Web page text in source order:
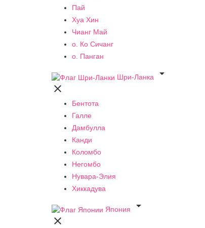
Пай
Хуа Хин
Чианг Май
о. Ко Сичанг
о. Панган
Шри-Ланка


Бентота
Галле
Дамбулла
Канди
Коломбо
Негомбо
Нувара-Элия
Хиккадува
Япония

